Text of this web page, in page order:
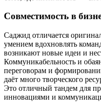
Совместимость в
Саджид отличается
умением вдохновлять
возникают новые идеи и
Коммуникабельность и
переговорам и
даёт много творческого
Это отличный тандем для
инновациями и